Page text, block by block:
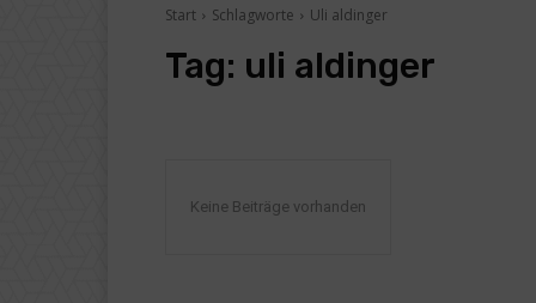
Start Schlagworte Uli aldinger
Tag: uli aldinger
Keine Beiträge vorhanden